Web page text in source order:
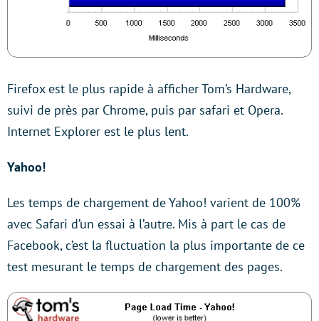
Firefox est le plus rapide à afficher Tom’s Hardware,
suivi de près par Chrome, puis par safari et Opera.
Internet Explorer est le plus lent.
Yahoo!
Les temps de chargement de Yahoo! varient de 100%
avec Safari d’un essai à l’autre. Mis à part le cas de
Facebook, c’est la fluctuation la plus importante de ce
test mesurant le temps de chargement des pages.